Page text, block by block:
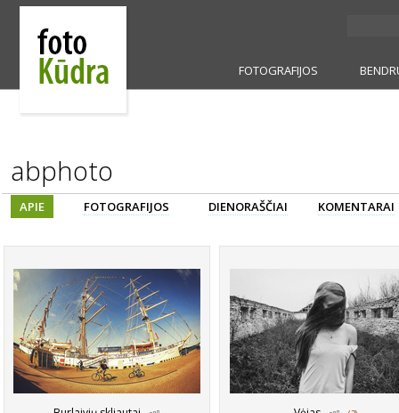
FOTOGRAFIJOS
abphoto
APIE FOTOGRAFIJOS DIENORAŠČIAI KOMENTARAI